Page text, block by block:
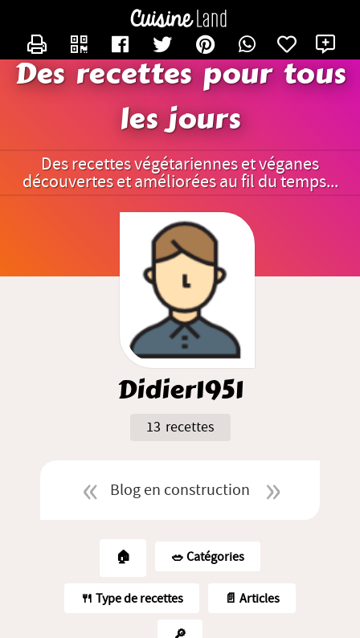
Des recettes pour tous
les jours
Des recettes végétariennes et véganes
découvertes et améliorées au fil du temps...
Didier1951
13 recettes
Blog en construction
🏠 🥗️ Catégories
🍴 Type de recettes 📄 Articles
🔎
CONTACTER DIDIER1951